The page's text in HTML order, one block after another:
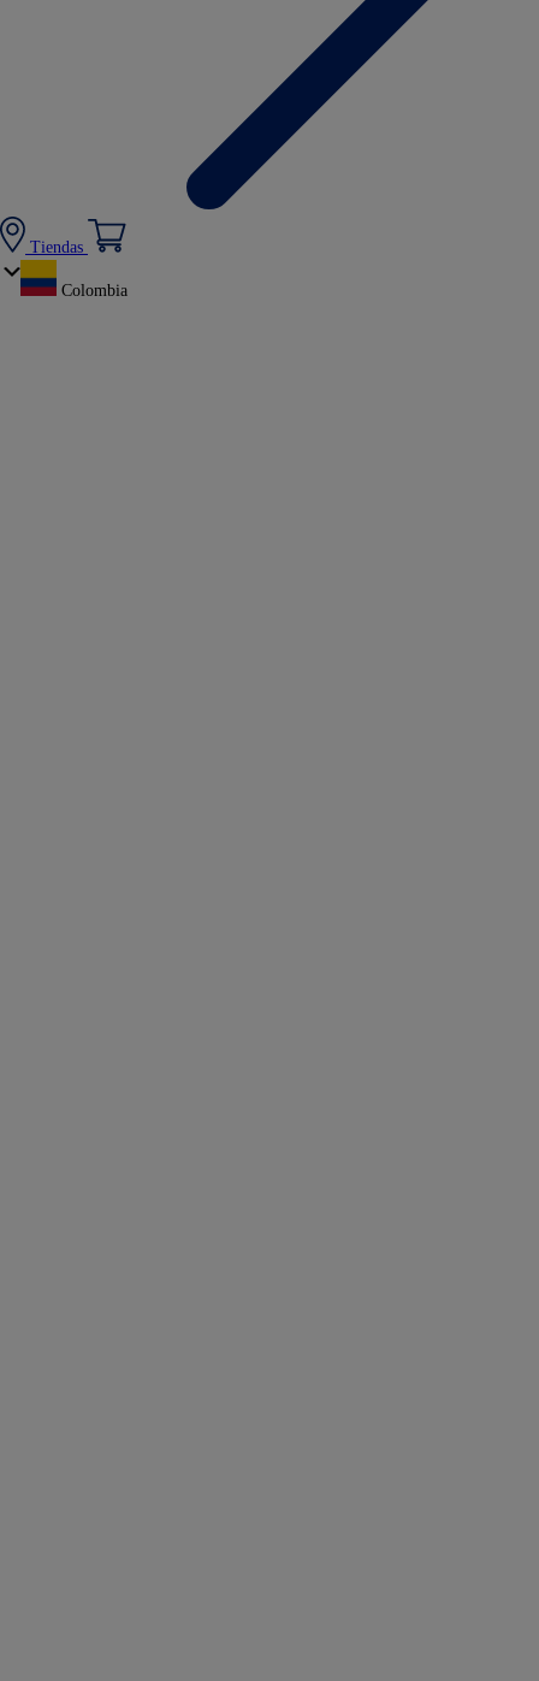
Tiendas
Colombia